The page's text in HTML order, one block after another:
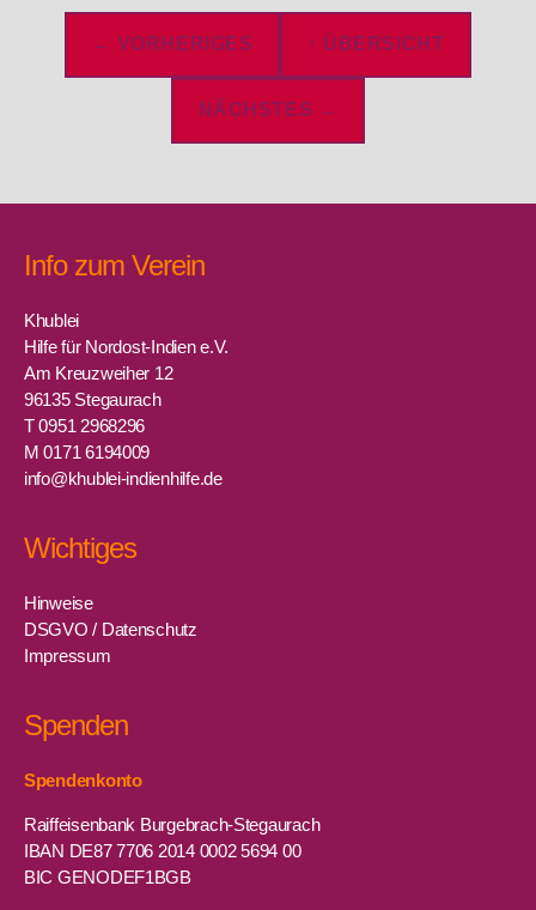
← VORHERIGES ↑ ÜBERSICHT
NÄCHSTES →
Info zum Verein
Khublei
Hilfe für Nordost-Indien e.V.
Am Kreuzweiher 12
96135 Stegaurach
T 0951 2968296
M 0171 6194009
info@khublei-indienhilfe.de
Wichtiges
Hinweise
DSGVO / Datenschutz
Impressum
Spenden
Spendenkonto
Raiffeisenbank Burgebrach-Stegaurach
IBAN DE87 7706 2014 0002 5694 00
BIC GENODEF1BGB